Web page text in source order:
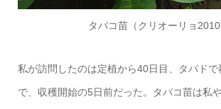
タバコ苗（クリオーリョ2010
私が訪問したのは定植から40日目、タパドで
で、収穫開始の5日前だった。タバコ苗は私